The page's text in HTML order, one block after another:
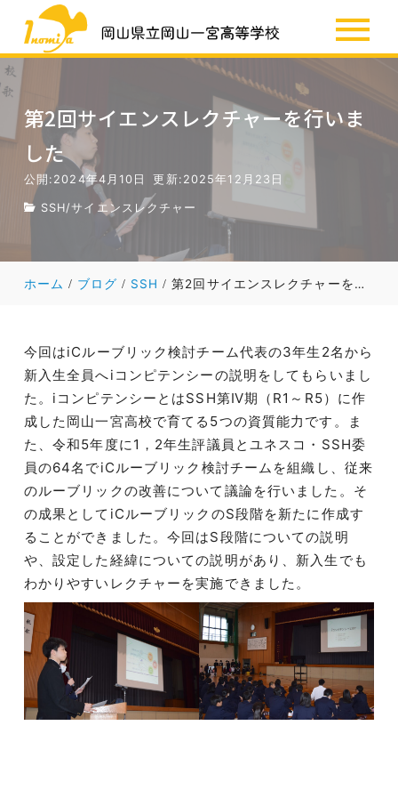
SSH
第2回サイエンスレクチャーを行いま
した
公開:2024年4月10日 更新:2025年12月23日
SSH/サイエンスレクチャー
ホーム ブログ SSH 第2回サイエンスレクチャーを行いました
今回はiCルーブリック検討チーム代表の3年生2名から
新入生全員へiコンピテンシーの説明をしてもらいまし
た。iコンピテンシーとはSSH第Ⅳ期（R1～R5）に作
成した岡山一宮高校で育てる5つの資質能力です。ま
た、令和5年度に1，2年生評議員とユネスコ・SSH委
員の64名でiCルーブリック検討チームを組織し、従来
のルーブリックの改善について議論を行いました。そ
の成果としてiCルーブリックのS段階を新たに作成す
ることができました。今回はS段階についての説明
や、設定した経緯についての説明があり、新入生でも
わかりやすいレクチャーを実施できました。